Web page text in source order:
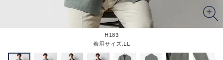
H183
着用サイズ:LL